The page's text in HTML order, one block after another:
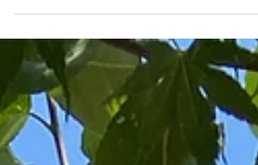
（木）休診日 １０月１９日（木）休診日 １０
月２６日（木）休診日 １０月２８日（土）院
不在 ※日曜・祝日は休診...